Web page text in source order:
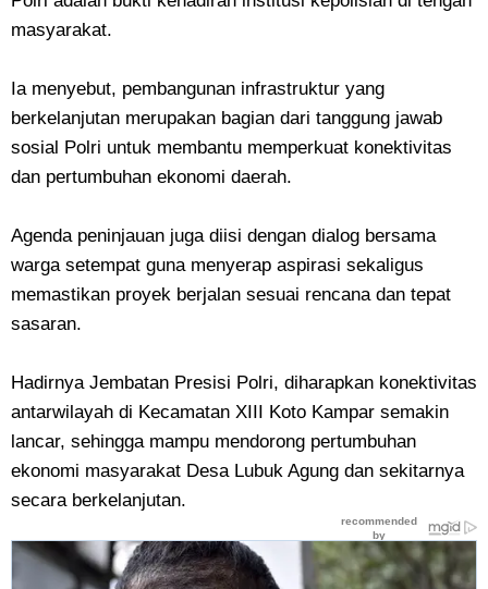
masyarakat.
Ia menyebut, pembangunan infrastruktur yang
berkelanjutan merupakan bagian dari tanggung jawab
sosial Polri untuk membantu memperkuat konektivitas
dan pertumbuhan ekonomi daerah.
Agenda peninjauan juga diisi dengan dialog bersama
warga setempat guna menyerap aspirasi sekaligus
memastikan proyek berjalan sesuai rencana dan tepat
sasaran.
Hadirnya Jembatan Presisi Polri, diharapkan konektivitas
antarwilayah di Kecamatan XIII Koto Kampar semakin
lancar, sehingga mampu mendorong pertumbuhan
ekonomi masyarakat Desa Lubuk Agung dan sekitarnya
secara berkelanjutan.